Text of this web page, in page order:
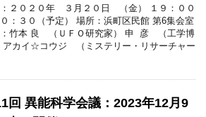
：２０２０年 ３月２０日 （金） １９：００
：３０（予定） 場所：浜町区民館 第6集会室
竹本 良 （ＵＦＯ研究家） 申 彦 （工学博
アカイ☆コウジ （ミステリー・リサーチャー
回 異能科学会議：2023年12月9